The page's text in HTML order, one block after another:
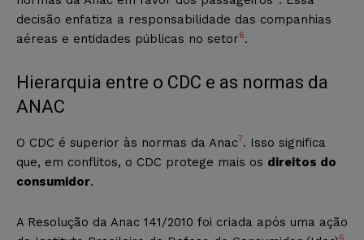
decisão enfatiza a responsabilidade das companhias
aéreas e entidades públicas no setor6.
Hierarquia entre o CDC e as normas da
ANAC
O CDC é superior às normas da Anac7. Isso significa
que, em conflitos, o CDC protege mais os direitos do
consumidor.
A Resolução da Anac 141/2010 foi criada após uma ação